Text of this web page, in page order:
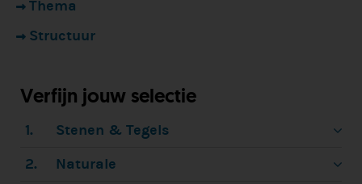
Thema
Structuur
Verfijn jouw selectie
1.
Stenen & Tegels
2.
Naturale